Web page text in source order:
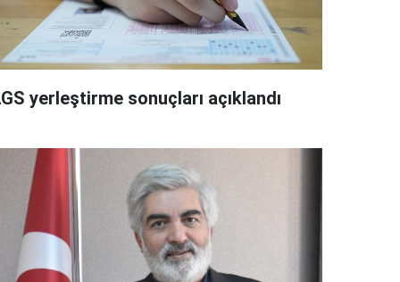
yerleştirme sonuçları açıklandı